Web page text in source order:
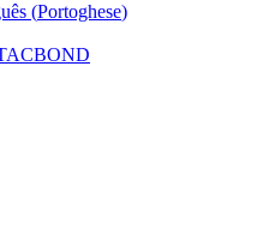
(Portoghese)